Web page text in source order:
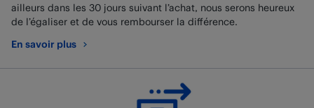
ailleurs dans les 30 jours suivant l’achat, nous serons heureux
de l’égaliser et de vous rembourser la différence.
En savoir plus
au sujet de Bas prix garanti